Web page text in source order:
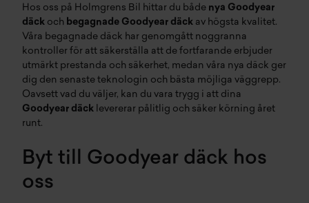
Hos oss på Holmgrens Bil hittar du både nya Goodyear
däck och begagnade Goodyear däck av högsta kvalitet.
Våra begagnade däck har genomgått noggranna
kontroller för att säkerställa att de fortfarande erbjuder
utmärkt prestanda och säkerhet, medan våra nya däck ger
dig den senaste teknologin och bästa möjliga väggrepp.
Oavsett vad du väljer, kan du vara trygg i att dina
Goodyear däck levererar pålitlig och säker körning året
runt.
Byt till Goodyear däck hos
oss